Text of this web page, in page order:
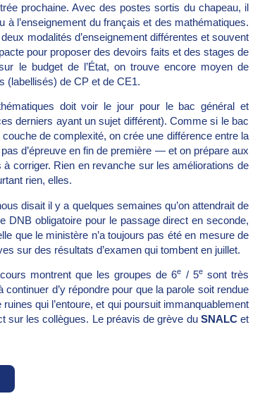
prochaine. Avec des postes sortis du chapeau, il
l’enseignement du français et des mathématiques.
modalités d’enseignement différentes et souvent
pour proposer des devoirs faits et des stages de
le budget de l’État, on trouve encore moyen de
(labellisés) de CP et de CE1.
doit voir le jour pour le bac général et
derniers ayant un sujet différent). Comme si le bac
de complexité, on crée une différence entre la
d’épreuve en fin de première — et on prépare aux
corriger. Rien en revanche sur les améliorations de
rien, elles.
disait il y a quelques semaines qu’on attendrait de
DNB obligatoire pour le passage direct en seconde,
que le ministère n’a toujours pas été en mesure de
sur des résultats d’examen qui tombent en juillet.
montrent que les groupes de 6e / 5esont très
d’y répondre pour que la parole soit rendue
qui l’entoure, et qui poursuit immanquablement
sur les collègues. Le préavis de grève du SNALCet